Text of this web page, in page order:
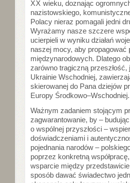
XX wieku, doznając
nazistowskiego,
Polacy nieraz pomagali jedni
Wyrażamy nasze szczere
ucierpieli w wyniku działań
naszej mocy, aby
międzynarodowych. Dlatego
zarówno tragiczną
Ukrainie Wschodniej,
skierowanej do Pana dziejów
Europy Środkowo–Wschodniej.
Ważnym zadaniem stojącym
zagwarantowanie, by –
o wspólnej przyszłości –
doświadczeniami i
pojednania narodów –
poprzez konkretną
wsparcie między
sposób dawać świadectwo